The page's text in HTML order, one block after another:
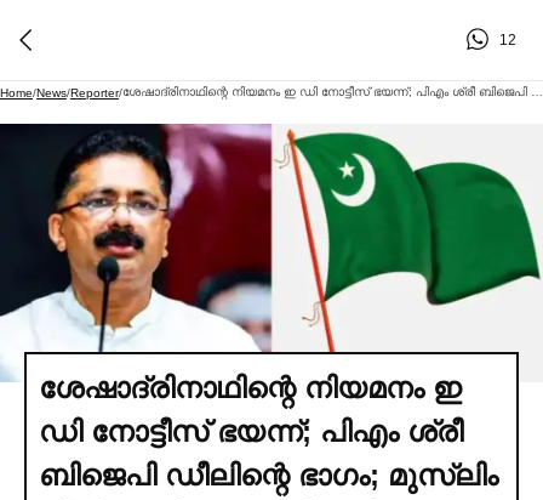
12
Home/News/Reporter/
ശേഷാദ്രിനാഥിന്റെ നിയമനം ഇ
ഡി നോട്ടീസ് ഭയന്ന്; പിഎം ശ്രീ
ബിജെപി ഡീലിന്റെ ഭാഗം; മുസ്ലിം